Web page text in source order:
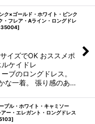
ク×ゴールド・ホワイト・ピンク
・フレア・Aライン・ロングドレ
]
イズでOK おススメポ
ケイドレ
ブのロングドレス。
な一着。 張り感のあ…
プル・ホワイト・キャミソー
ー・エレガント・ロングドレス
]